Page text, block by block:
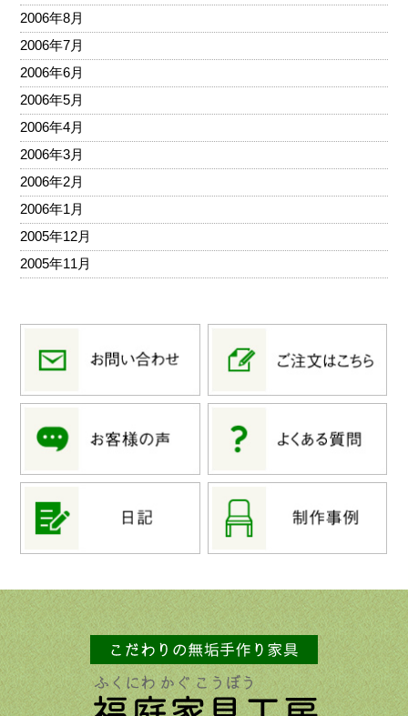
2006年8月
2006年7月
2006年6月
2006年5月
2006年4月
2006年3月
2006年2月
2006年1月
2005年12月
2005年11月